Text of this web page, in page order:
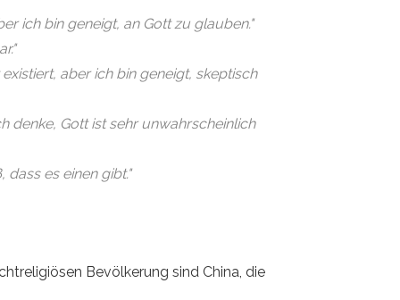
ich bin geneigt, an Gott zu glauben."
aber ich bin geneigt, skeptisch
denke, Gott ist sehr unwahrscheinlich
es einen gibt."
Bevölkerung sind China, die